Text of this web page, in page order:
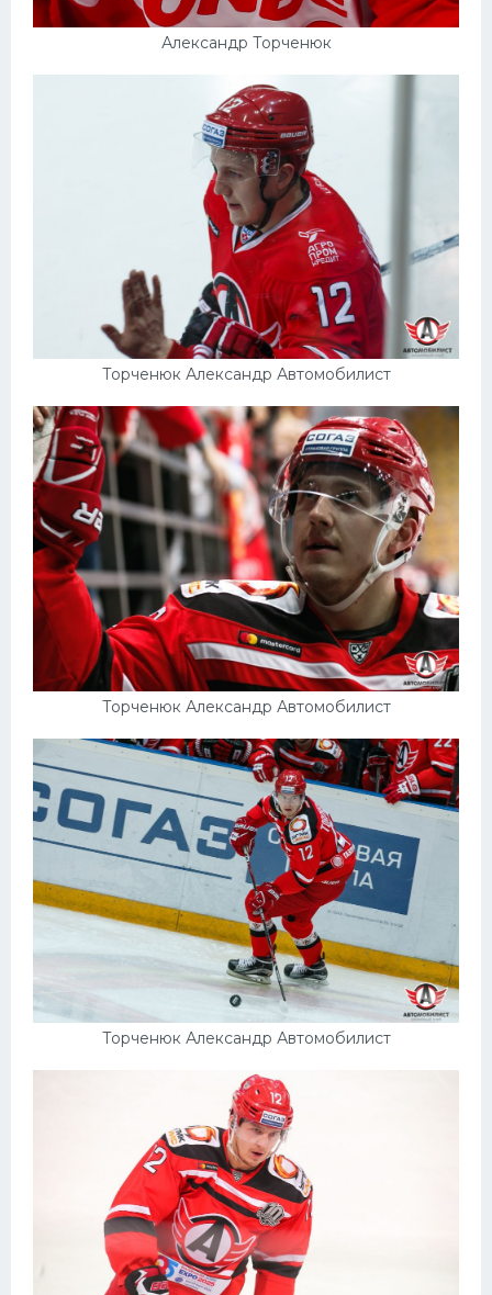
Александр Торченюк
Торченюк Александр Автомобилист
Торченюк Александр Автомобилист
Торченюк Александр Автомобилист